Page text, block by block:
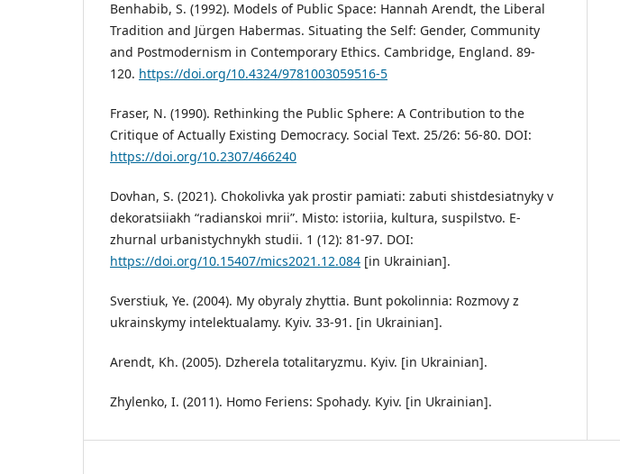
Benhabib, S. (1992). Models of Public Space: Hannah Arendt, the Liberal
Tradition and Jürgen Habermas. Situating the Self: Gender, Community
and Postmodernism in Contemporary Ethics. Cambridge, England. 89-
120. https://doi.org/10.4324/9781003059516-5
Fraser, N. (1990). Rethinking the Public Sphere: A Contribution to the
Critique of Actually Existing Democracy. Social Text. 25/26: 56-80. DOI:
https://doi.org/10.2307/466240
Dovhan, S. (2021). Chokolivka yak prostir pamiati: zabuti shistdesiatnyky v
dekoratsiiakh “radianskoi mrii”. Misto: istoriia, kultura, suspilstvo. E-
zhurnal urbanistychnykh studii. 1 (12): 81-97. DOI:
https://doi.org/10.15407/mics2021.12.084 [in Ukrainian].
Sverstiuk, Ye. (2004). My obyraly zhyttia. Bunt pokolinnia: Rozmovy z
ukrainskymy intelektualamy. Kyiv. 33-91. [in Ukrainian].
Arendt, Kh. (2005). Dzherela totalitaryzmu. Kyiv. [in Ukrainian].
Zhylenko, I. (2011). Homo Feriens: Spohady. Kyiv. [in Ukrainian].